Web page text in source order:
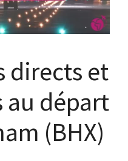
directs et
au départ
(BHX)